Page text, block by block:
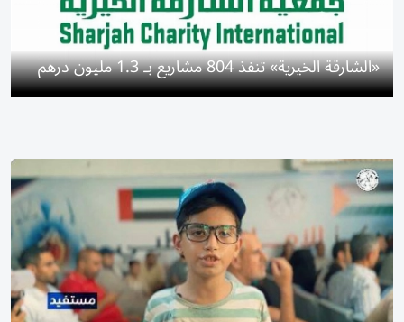
«الشارقة الخيرية» تنفذ 804 مشاريع بـ 1.3 مليون درهم